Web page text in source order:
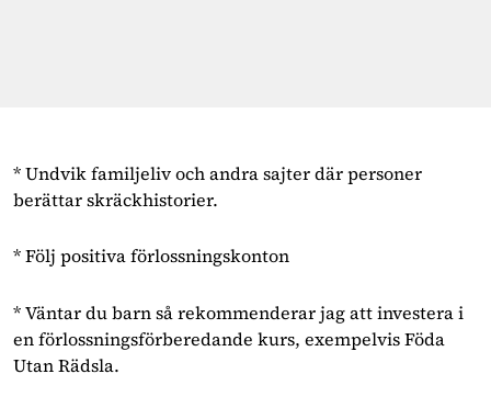
* Undvik familjeliv och andra sajter där personer
berättar skräckhistorier.
* Följ positiva förlossningskonton
* Väntar du barn så rekommenderar jag att investera i
en förlossningsförberedande kurs, exempelvis Föda
Utan Rädsla.